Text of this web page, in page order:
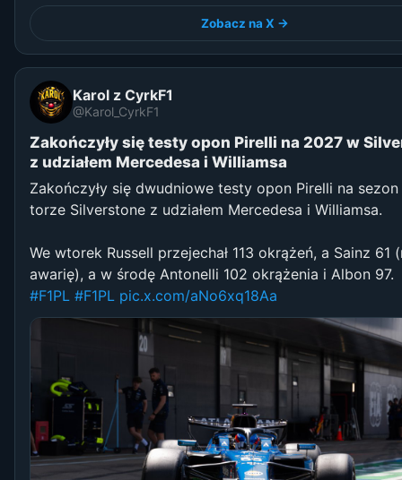
Zobacz na X →
Karol z CyrkF1
@Karol_CyrkF1
Zakończyły się testy opon Pirelli na 2027 w
z udziałem Mercedesa i Williamsa
Zakończyły się dwudniowe testy opon Pirelli na
torze Silverstone z udziałem Mercedesa i Williamsa.
We wtorek Russell przejechał 113 okrążeń, a Sainz 61
awarię), a w środę Antonelli 102 okrążenia i Albon 97.
#F1PL #F1PL pic.x.com/aNo6xq18Aa